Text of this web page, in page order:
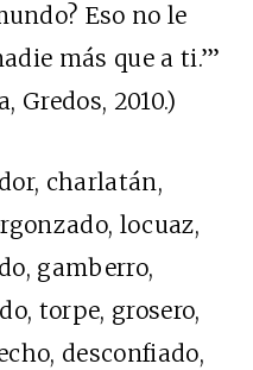
Eso no le
más que a ti.’”
Gredos, 2010.)
charlatán,
locuaz,
gamberro,
torpe, grosero,
desconfiado,